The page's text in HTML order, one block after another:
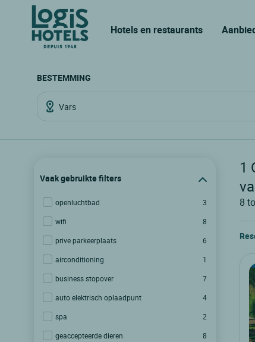
Hotels en restaurants
BESTEMMING
Vaak gebruikte filters
openluchtbad
3
wifi
8
prive parkeerplaats
6
airconditioning
1
business stopover
7
auto elektrisch oplaadpunt
4
spa
2
geaccepteerde dieren
8
1
8